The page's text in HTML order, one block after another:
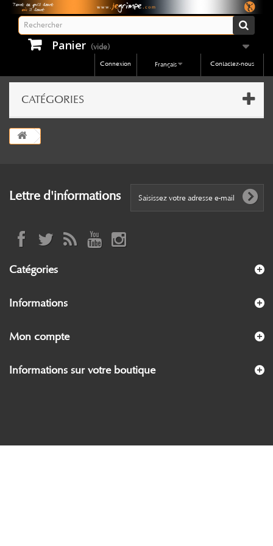
Panier (vide)
Contactez-nous
Français
Connexion
CATÉGORIES
Lettre d'informations
Catégories
Informations
Mon compte
Informations sur votre boutique